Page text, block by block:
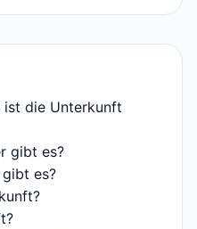
ist die Unterkunft
gibt es?
es?